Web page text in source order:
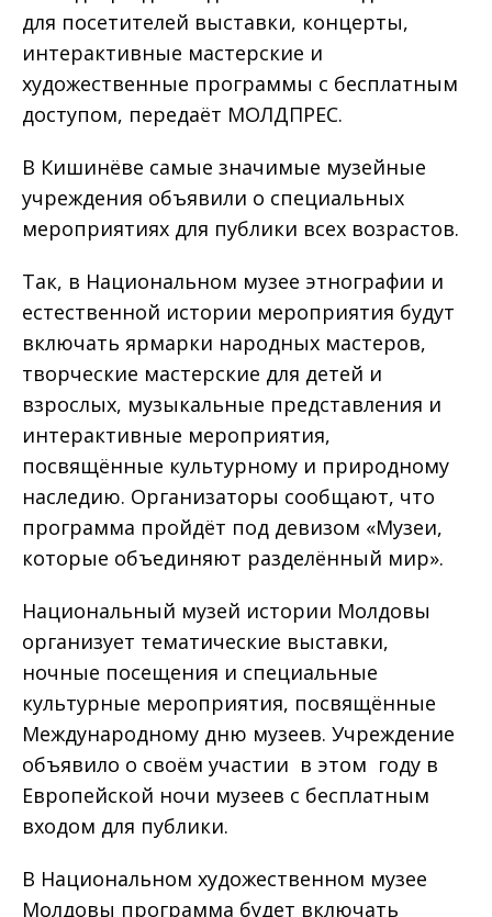
для посетителей выставки, концерты,
интерактивные мастерские и
художественные программы с бесплатным
доступом, передаёт МОЛДПРЕС.
В Кишинёве самые значимые музейные
учреждения объявили о специальных
мероприятиях для публики всех возрастов.
Так, в Национальном музее этнографии и
естественной истории мероприятия будут
включать ярмарки народных мастеров,
творческие мастерские для детей и
взрослых, музыкальные представления и
интерактивные мероприятия,
посвящённые культурному и природному
наследию. Организаторы сообщают, что
программа пройдёт под девизом «Музеи,
которые объединяют разделённый мир».
Национальный музей истории Молдовы
организует тематические выставки,
ночные посещения и специальные
культурные мероприятия, посвящённые
Международному дню музеев. Учреждение
объявило о своём участии в этом году в
Европейской ночи музеев с бесплатным
входом для публики.
В Национальном художественном музее
Молдовы программа будет включать